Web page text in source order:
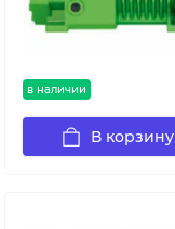
в наличии
В корзину